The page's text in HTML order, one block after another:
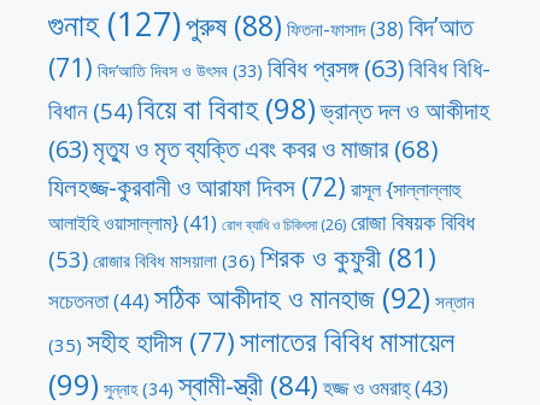
গুনাহ(127)পুরুষ(88) ফিতনা-ফাসাদ(38) বিদ’আত
(71) বিদ’আতি দিবস ও উৎসব (33) বিবিধ প্রসঙ্গ(63)বিবিধ বিধি-
বিধান(54)বিয়ে বা বিবাহ (98)ভ্রান্ত দল ও আকীদাহ
(63)মৃত্যু ও মৃত ব্যক্তি এবং কবর ও মাজার(68)
যিলহজ্জ-কুরবানী ও আরাফা দিবস (72) রাসূল {সাল্লাল্লাহু
আলাইহি ওয়াসাল্লাম}(41) রোগ ব্যাধি ও চিকিৎসা(26) রোজা বিষয়ক বিবিধ
(53) রোজার বিবিধ মাসয়ালা (36) শিরক ও কুফুরী (81)
সচেতনতা(44) সঠিক আকীদাহ ও মানহাজ (92) সন্তান
(35) সহীহ হাদীস(77)সালাতের বিবিধ মাসায়েল
(99) সুন্নাহ(34) স্বামী-স্ত্রী(84) হজ্জ ও ওমরাহ্‌(43)